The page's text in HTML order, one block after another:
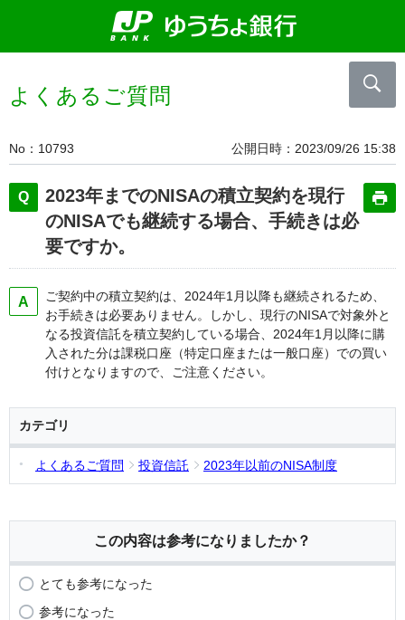
よくあるご質問
No 10793 公開日時 2023/09/26 15:38
2023年までのNISAの積立契約を現行
のNISAでも継続する場合、手続きは必
要ですか。
ご契約中の積立契約は、2024年1月以降も継続されるため、
お手続きは必要ありません。しかし、現行のNISAで対象外と
なる投資信託を積立契約している場合、2024年1月以降に購
入された分は課税口座（特定口座または一般口座）での買い
付けとなりますので、ご注意ください。
カテゴリ
よくあるご質問 投資信託 2023年以前のNISA制度
この内容は参考になりましたか？
とても参考になった
参考になった